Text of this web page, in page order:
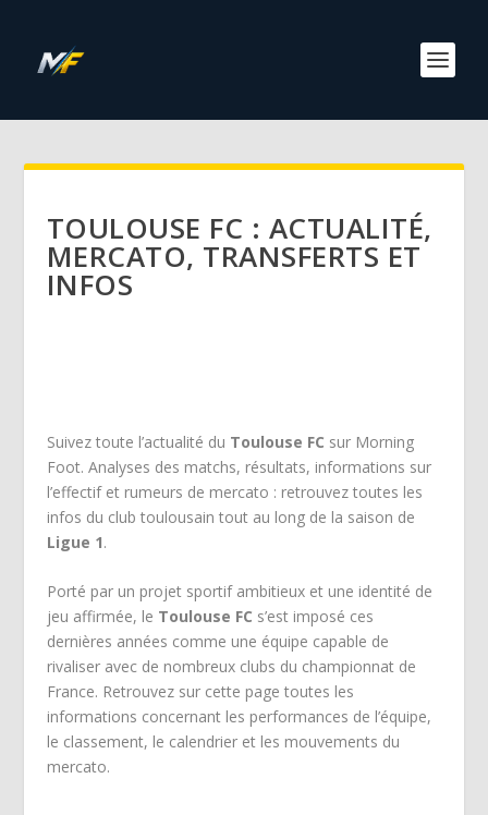
TOULOUSE FC : ACTUALITÉ,
MERCATO, TRANSFERTS ET
INFOS
Suivez toute l’actualité du Toulouse FC sur Morning
Foot. Analyses des matchs, résultats, informations sur
l’effectif et rumeurs de mercato : retrouvez toutes les
infos du club toulousain tout au long de la saison de
Ligue 1.
Porté par un projet sportif ambitieux et une identité de
jeu affirmée, le Toulouse FC s’est imposé ces
dernières années comme une équipe capable de
rivaliser avec de nombreux clubs du championnat de
France. Retrouvez sur cette page toutes les
informations concernant les performances de l’équipe,
le classement, le calendrier et les mouvements du
mercato.